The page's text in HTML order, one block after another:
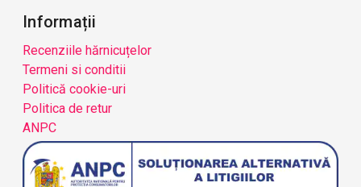
Informații
Recenziile hărnicuțelor
Termeni si conditii
Politică cookie-uri
Politica de retur
ANPC